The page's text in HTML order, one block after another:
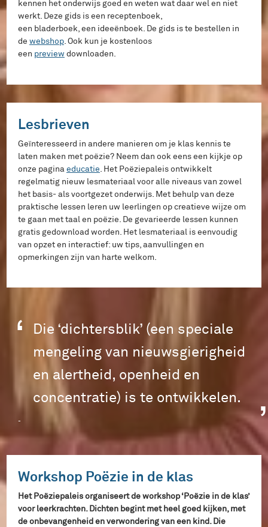
kennen het onderwijs goed en weten wat daar wel en niet
werkt. Deze gids is een receptenboek,
een bladerboek, een ideeënboek. De gids is te bestellen in
de webshop. Ook kun je kostenloos
een preview downloaden.
Lesbrieven
Geïnteresseerd in andere manieren om je klas kennis te
laten maken met poëzie? Neem dan ook eens een kijkje op
onze pagina educatie . Het Poëziepaleis ontwikkelt
regelmatig nieuw lesmateriaal voor alle niveaus van zowel
het basis- als voortgezet onderwijs. Met behulp van deze
praktische lessen leren uw leerlingen op creatieve wijze om
te gaan met taal en poëzie. De gevarieerde lessen kunnen
gratis gedownload worden. Het lesmateriaal is eenvoudig
van opzet en interactief: uw tips, aanvullingen en
opmerkingen zijn van harte welkom.
Die ‘dichtersblik’ (een speciale
mengeling van nieuwsgierigheid
en alertheid, openheid en
concentratie) is te ontwikkelen.
-
Workshop Poëzie in de klas
Het Poëziepaleis organiseert de workshop ‘Poëzie in de klas’
voor leerkrachten. Dichten begint met heel goed kijken, met
de onbevangenheid en verwondering van een kind. Die